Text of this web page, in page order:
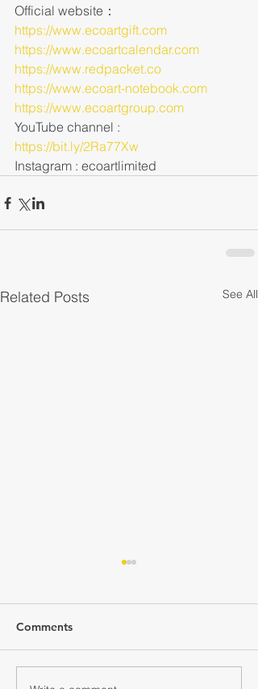
Official website：
https://www.ecoartgift.com
https://www.ecoartcalendar.com
https://www.redpacket.co
https://www.ecoart-notebook.com
https://www.ecoartgroup.com
YouTube channel :
https://bit.ly/2Ra77Xw
Instagram : ecoartlimited
Related Posts See All
Comments